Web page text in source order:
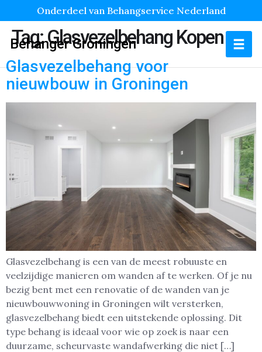
Onderdeel van Behangservice Nederland
Behanger Groningen
Tag:Glasvezelbehang Kopen
Glasvezelbehang voor
nieuwbouw in Groningen
Glasvezelbehang is een van de meest robuuste en
veelzijdige manieren om wanden af te werken. Of je nu
bezig bent met een renovatie of de wanden van je
nieuwbouwwoning in Groningen wilt versterken,
glasvezelbehang biedt een uitstekende oplossing. Dit
type behang is ideaal voor wie op zoek is naar een
duurzame, scheurvaste wandafwerking die niet […]